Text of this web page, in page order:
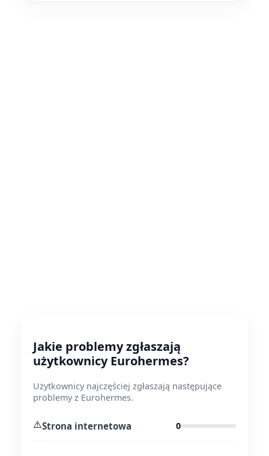
Jakie problemy zgłaszają
użytkownicy Eurohermes?
Użytkownicy najczęściej zgłaszają następujące
problemy z Eurohermes.
⚠️Strona internetowa 0